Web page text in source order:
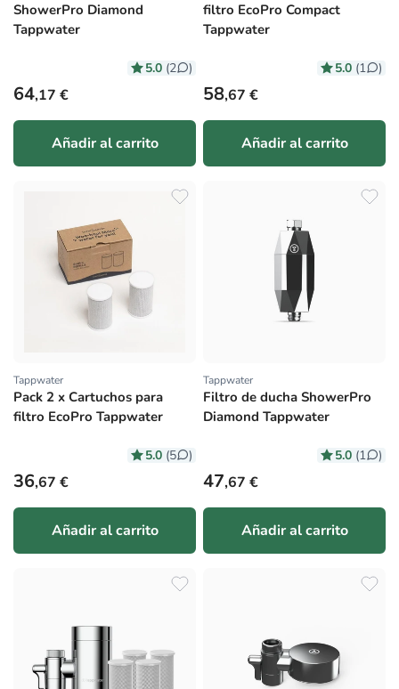
ShowerPro Diamond
Tappwater
5.0 (2 )
Precio habitual
64,17 €
Añadir al carrito
filtro EcoPro Compact
Tappwater
5.0 (1 )
Precio habitual
58,67 €
Añadir al carrito
Proveedor:
Tappwater
Pack 2 x Cartuchos para
filtro EcoPro Tappwater
5.0 (5 )
Precio habitual
36,67 €
Añadir al carrito
Proveedor:
Tappwater
Filtro de ducha ShowerPro
Diamond Tappwater
5.0 (1 )
Precio habitual
47,67 €
Añadir al carrito